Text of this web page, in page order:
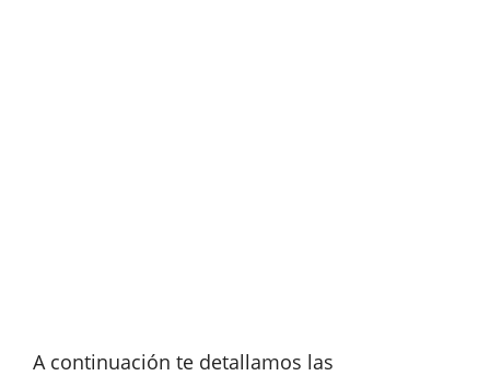
A continuación te detallamos las